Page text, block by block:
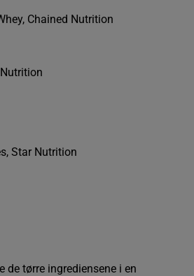
Chained Nutrition
Star Nutrition
de tørre ingrediensene i en